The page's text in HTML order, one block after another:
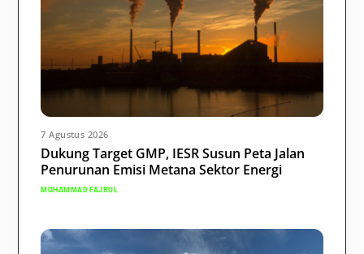
7 Agustus 2026
Dukung Target GMP, IESR Susun Peta Jalan
Penurunan Emisi Metana Sektor Energi
MUHAMMAD FAJRUL